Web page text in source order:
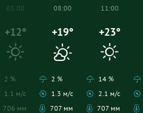
05:00
+12°
2 %
1.1 м/с
706 мм
08:00
+19°
2 %
1.3 м/с
707 мм
11:00
+23°
14 %
2.1 м/с
707 мм